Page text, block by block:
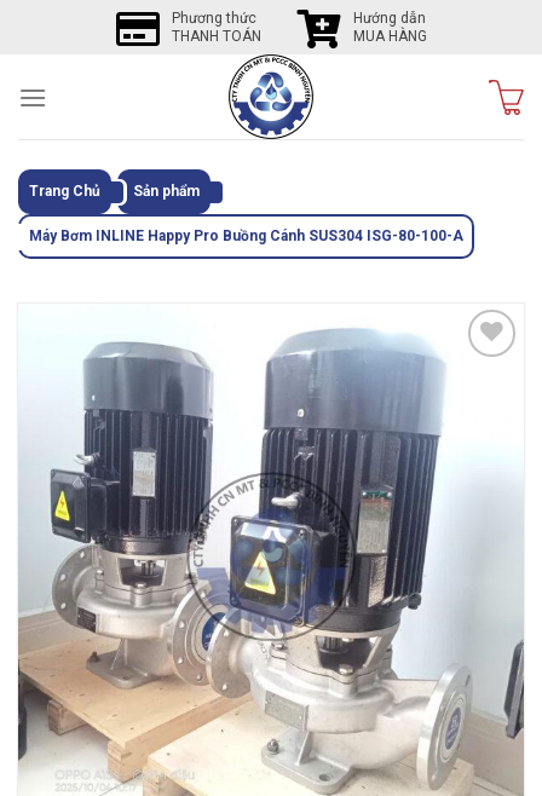
Phương thức
THANH TOÁN
Hướng dẫn
MUA HÀNG
Trang Chủ Sản phẩm
Máy Bơm INLINE Happy Pro Buồng Cánh SUS304 ISG-80-100-A